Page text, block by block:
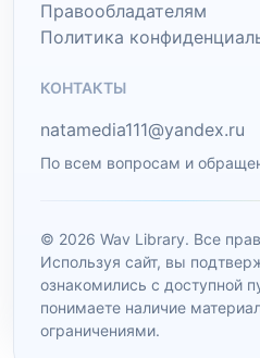
Правообладателям
Политика
КОНТАКТЫ
natamedia111@yandex.ru
По всем вопросам и
© 2026 Wav Library. Все
Используя сайт, вы
ознакомились с доступной
понимаете наличие
ограничениями.